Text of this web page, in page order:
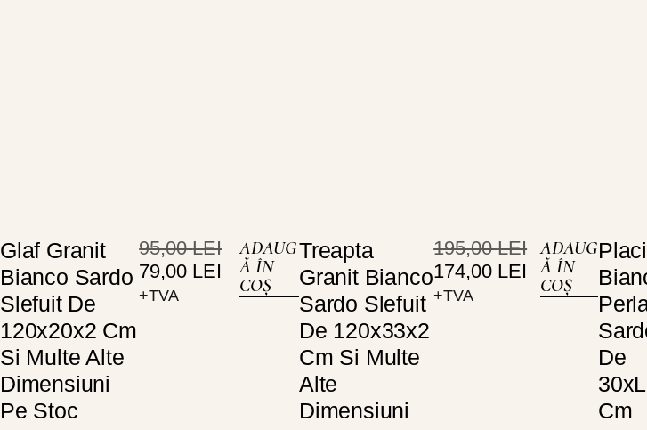
Glaf Granit
Bianco Sardo
Slefuit De
120x20x2 Cm
Si Multe Alte
Dimensiuni
Pe Stoc
95,00LEI
79,00 LEI
+TVA
ADAUG
Ă ÎN
COȘ
Treapta
Granit Bianco
Sardo Slefuit
De 120x33x2
Cm Si Multe
Alte
Dimensiuni
195,00LEI
174,00 LEI
+TVA
ADAUG
Ă ÎN
COȘ
De
Cm